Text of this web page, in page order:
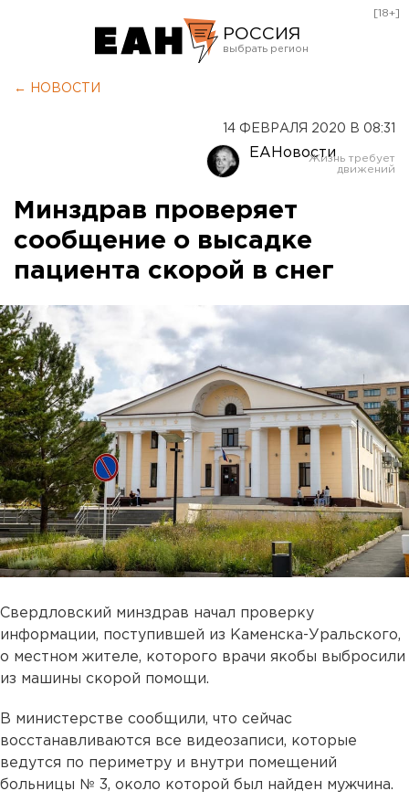
РОССИЯ
Оренбург
[18+]
← НОВОСТИ
14 ФЕВРАЛЯ 2020 В 08:31
ЕАНовости
Минздрав проверяет
сообщение о высадке
пациента скорой в снег
Свердловский минздрав начал проверку
информации, поступившей из Каменска-Уральского,
о местном жителе, которого врачи якобы выбросили
из машины скорой помощи.
В министерстве сообщили, что сейчас
восстанавливаются все видеозаписи, которые
ведутся по периметру и внутри помещений
больницы № 3, около которой был найден мужчина.